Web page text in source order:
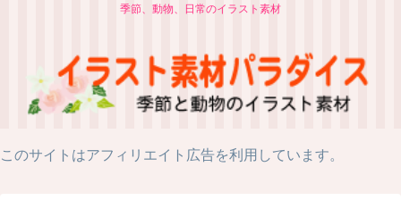
季節、動物、日常のイラスト素材
このサイトはアフィリエイト広告を利用しています。